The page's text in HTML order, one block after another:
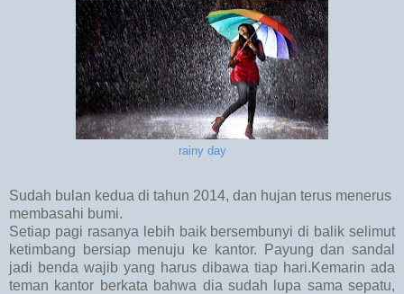
rainy day
Sudah bulan kedua di tahun 2014, dan hujan terus menerus
membasahi bumi.
Setiap pagi rasanya lebih baik bersembunyi di balik selimut
ketimbang bersiap menuju ke kantor. Payung dan sandal
jadi benda wajib yang harus dibawa tiap hari.Kemarin ada
teman kantor berkata bahwa dia sudah lupa sama sepatu,